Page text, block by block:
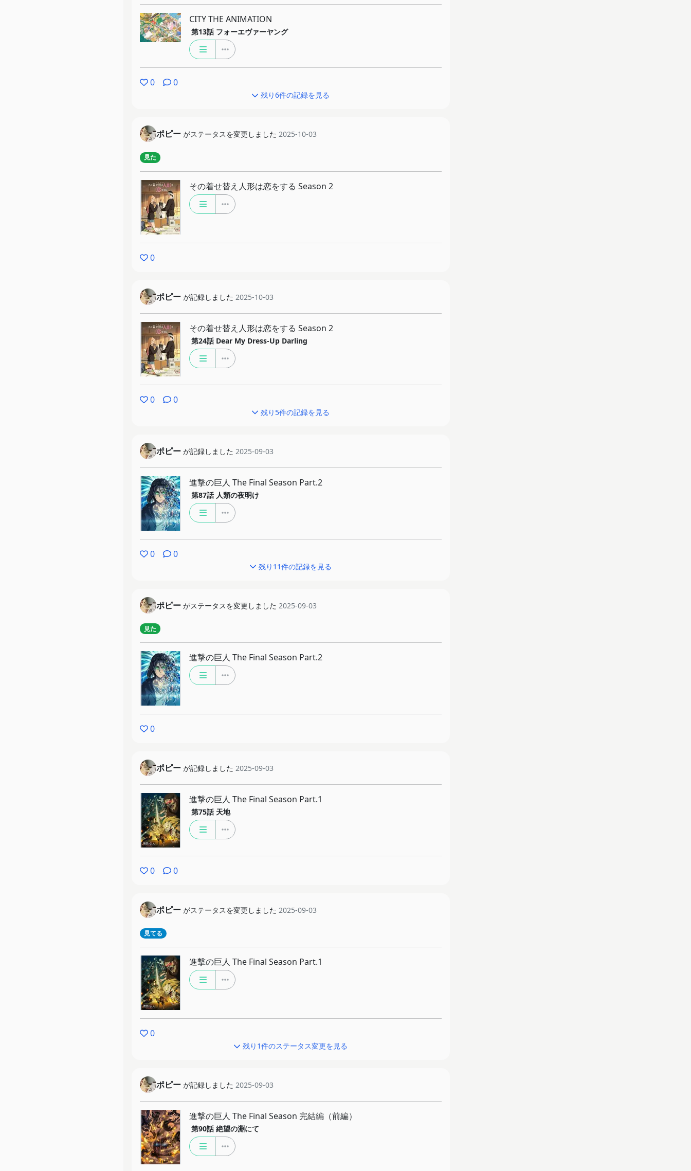
CITY THE ANIMATION
第13話 フォーエヴァーヤング
0 0
残り6件の記録を見る
ポピー がステータスを変更しました 2025-10-03
見た
その着せ替え人形は恋をする Season 2
0
ポピー が記録しました 2025-10-03
その着せ替え人形は恋をする Season 2
第24話 Dear My Dress-Up Darling
0 0
残り5件の記録を見る
ポピー が記録しました 2025-09-03
進撃の巨人 The Final Season Part.2
第87話 人類の夜明け
0 0
残り11件の記録を見る
ポピー がステータスを変更しました 2025-09-03
見た
進撃の巨人 The Final Season Part.2
0
ポピー が記録しました 2025-09-03
進撃の巨人 The Final Season Part.1
第75話 天地
0 0
ポピー がステータスを変更しました 2025-09-03
見てる
進撃の巨人 The Final Season Part.1
0
残り1件のステータス変更を見る
ポピー が記録しました 2025-09-03
進撃の巨人 The Final Season 完結編（前編）
第90話 絶望の淵にて